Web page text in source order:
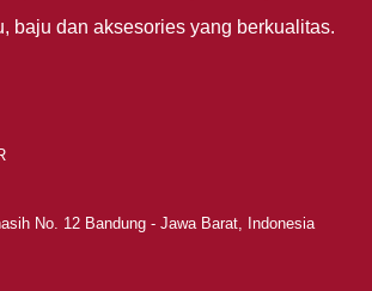
baju dan aksesories yang berkualitas.
No. 12 Bandung - Jawa Barat, Indonesia